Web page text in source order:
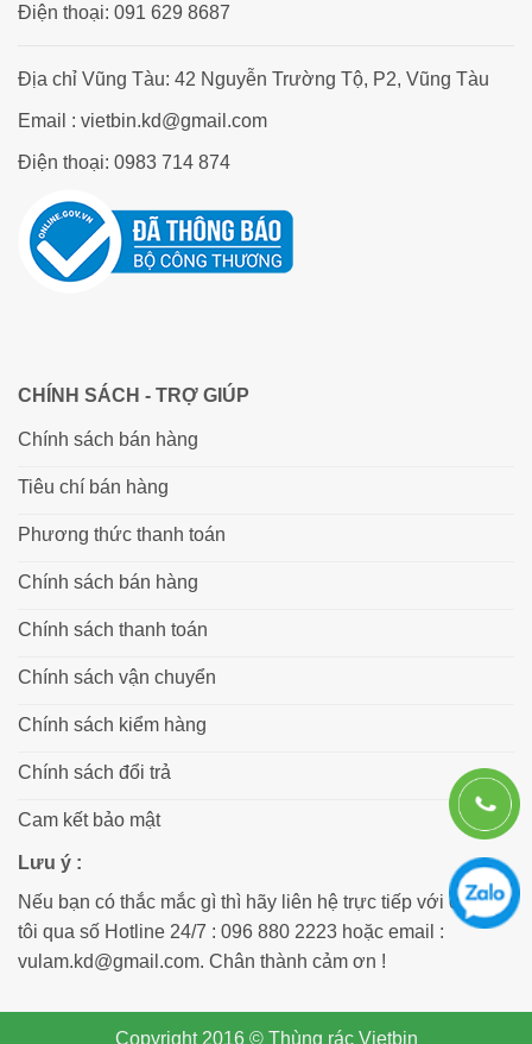
Điện thoại: 091 629 8687
Địa chỉ Vũng Tàu: 42 Nguyễn Trường Tộ, P2, Vũng Tàu
Email : vietbin.kd@gmail.com
Điện thoại: 0983 714 874
CHÍNH SÁCH - TRỢ GIÚP
Chính sách bán hàng
Tiêu chí bán hàng
Phương thức thanh toán
Chính sách bán hàng
Chính sách thanh toán
Chính sách vận chuyển
Chính sách kiểm hàng
Chính sách đổi trả
Cam kết bảo mật
Lưu ý :
Nếu bạn có thắc mắc gì thì hãy liên hệ trực tiếp với chúng
tôi qua số Hotline 24/7 : 096 880 2223 hoặc email :
vulam.kd@gmail.com. Chân thành cảm ơn !
Copyright 2016 © Thùng rác Vietbin